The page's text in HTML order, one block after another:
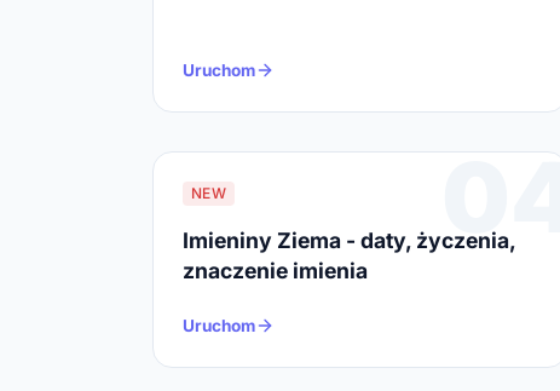
Uruchom
04
NEW
Imieniny Ziema - daty, życzenia,
znaczenie imienia
Uruchom